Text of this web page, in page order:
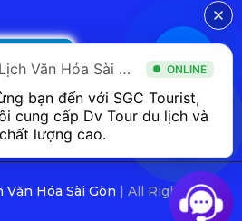
Văn Hóa Sài Gòn | All Rights
Du Lịch Văn Hóa Sài Gòn ONLINE
bạn đến với SGC Tourist,
cung cấp Dv Tour du lịch và
lượng cao.